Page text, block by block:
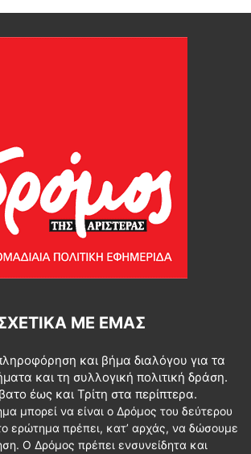
ΜΕ ΕΜΆΣ
και βήμα διαλόγου για τα
και τη συλλογική πολιτική δράση.
έως και Τρίτη στα περίπτερα.
μπορεί να είναι ο Δρόμος του δεύτερου
ερώτημα πρέπει, κατ’ αρχάς, να δώσουμε
Ο Δρόμος πρέπει ενσυνείδητα και